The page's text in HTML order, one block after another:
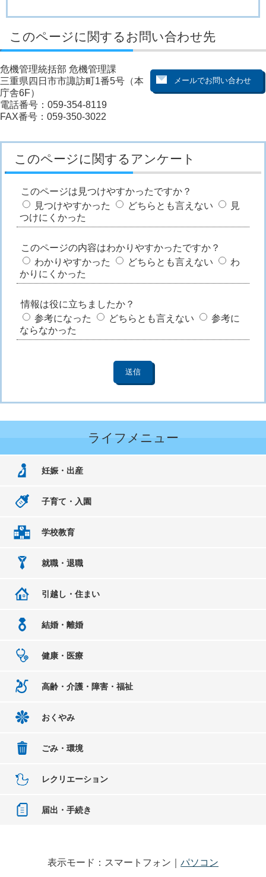
このページに関するお問い合わせ先
危機管理統括部 危機管理課
三重県四日市市諏訪町1番5号（本
庁舎6F）
電話番号：059-354-8119
FAX番号：059-350-3022
このページに関するアンケート
このページは見つけやすかったですか？
見つけやすかった
どちらとも言えない
見
つけにくかった
このページの内容はわかりやすかったですか？
わかりやすかった
どちらとも言えない
わ
かりにくかった
情報は役に立ちましたか？
参考になった
どちらとも言えない
参考に
ならなかった
ライフメニュー
妊娠・出産
子育て・入園
学校教育
就職・退職
引越し・住まい
結婚・離婚
健康・医療
高齢・介護・障害・福祉
おくやみ
ごみ・環境
レクリエーション
届出・手続き
表示モード：スマートフォン｜ パソコン